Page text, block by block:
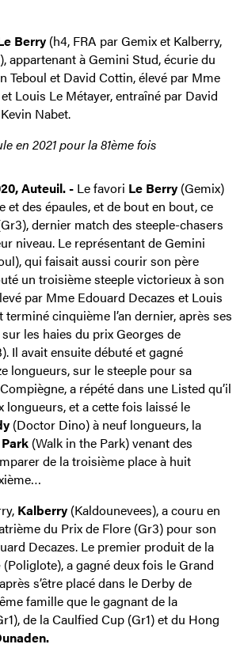
Berry (h4, FRA par Gemix et Kalberry,
appartenant à Gemini Stud, écurie du
Teboul et David Cottin, élevé par Mme
Louis Le Métayer, entraîné par David
Nabet.
en 2021 pour la 81ème fois
Auteuil. - Le favori Le Berry (Gemix)
et des épaules, et de bout en bout, ce
dernier match des steeple-chasers
niveau. Le représentant de Gemini
qui faisait aussi courir son père
un troisième steeple victorieux à son
par Mme Edouard Decazes et Louis
terminé cinquième l’an dernier, après ses
les haies du prix Georges de
Il avait ensuite débuté et gagné
longueurs, sur le steeple pour sa
a répété dans une Listed qu’il
longueurs, et a cette fois laissé le
(Doctor Dino) à neuf longueurs, la
(Walk in the Park) venant des
de la troisième place à huit
Kalberry (Kaldounevees), a couru en
du Prix de Flore (Gr3) pour son
Decazes. Le premier produit de la
(Poliglote), a gagné deux fois le Grand
s’être placé dans le Derby de
famille que le gagnant de la
de la Caulfied Cup (Gr1) et du Hong